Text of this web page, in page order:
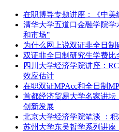
在职博导专题讲座：《中美
清华大学五道口金融学院学
和市场”
为什么网上说双证非全日制
双证非全日制研究生学费比
四川大学经济学院讲座：
效应估计
在职双证MPAcc和全日制
首都经济贸易大学名家讲
创新发展
北京大学经济学院笔谈 ：
苏州大学东吴哲学系列讲